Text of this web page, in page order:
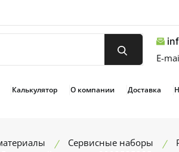
E-
Калькулятор О компании Доставка
Сервисные наборы